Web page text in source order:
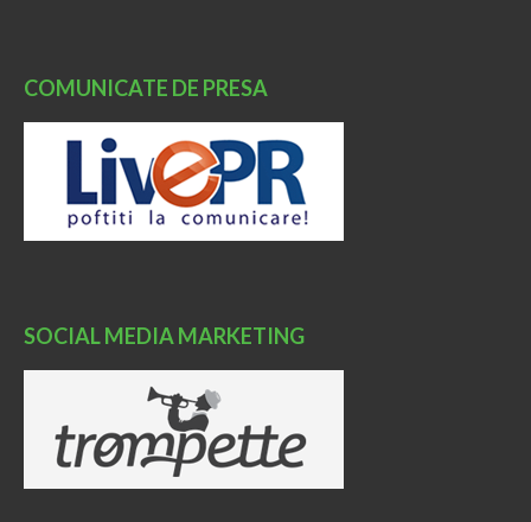
COMUNICATE DE PRESA
SOCIAL MEDIA MARKETING